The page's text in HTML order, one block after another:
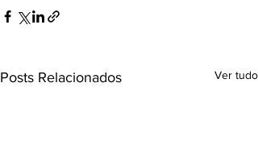
Posts Relacionados Ver tudo